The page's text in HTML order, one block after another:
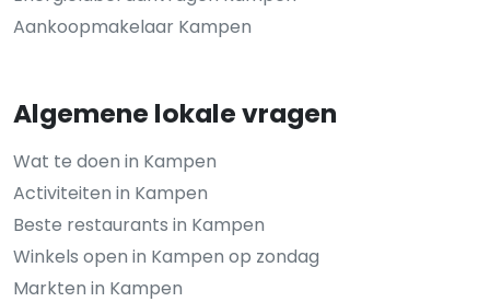
Aankoopmakelaar Kampen
Algemene lokale vragen
Wat te doen in Kampen
Activiteiten in Kampen
Beste restaurants in Kampen
Winkels open in Kampen op zondag
Markten in Kampen